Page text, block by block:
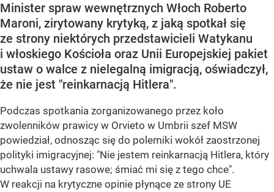
Minister spraw wewnętrznych Włoch Roberto
Maroni, zirytowany krytyką, z jaką spotkał się
ze strony niektórych przedstawicieli Watykanu
i włoskiego Kościoła oraz Unii Europejskiej pakiet
ustaw o walce z nielegalną imigracją, oświadczył,
że nie jest "reinkarnacją Hitlera".
Podczas spotkania zorganizowanego przez koło
zwolenników prawicy w Orvieto w Umbrii szef MSW
powiedział, odnosząc się do polemiki wokół zaostrzonej
polityki imigracyjnej: "Nie jestem reinkarnacją Hitlera, który
uchwala ustawy rasowe; śmiać mi się z tego chce".
W reakcji na krytyczne opinie płynące ze strony UE